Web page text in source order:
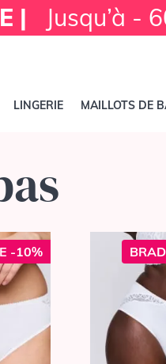
| Jusqu’à -
LINGERIE MAILLOTS DE
-10%